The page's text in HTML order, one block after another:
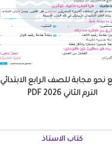
مجابة للصف الرابع الابتدائي
الترم الثاني 2026 PDF
كتاب الاستاذ